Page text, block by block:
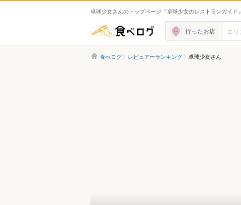
卓球少女さんのトップページ『卓球少女のレストランガイド』
食べログ 行ったお店
食べログ レビュアーランキング 卓球少女さん